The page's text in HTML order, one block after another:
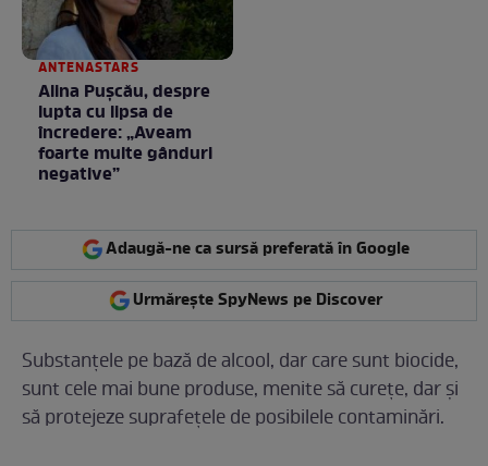
ANTENASTARS
Alina Pușcău, despre
lupta cu lipsa de
încredere: „Aveam
foarte multe gânduri
negative”
Adaugă-ne ca sursă preferată în Google
Urmărește SpyNews pe Discover
Substanțele pe bază de alcool, dar care sunt biocide,
sunt cele mai bune produse, menite să curețe, dar și
să protejeze suprafețele de posibilele contaminări.